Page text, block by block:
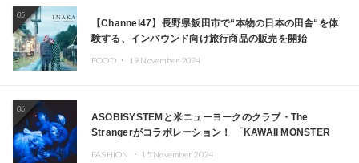
05
【Channel47】長野県飯田市で“本物の日本の田舎“を体
験する、インバウンド向け旅行商品の販売を開始
FOOD ・ 19.November.2024
06
ASOBISYSTEMと米ニューヨークのクラブ・The
Strangerがコラボレーション！ 「KAWAII MONSTER
FASHION ・ 15.November.2024